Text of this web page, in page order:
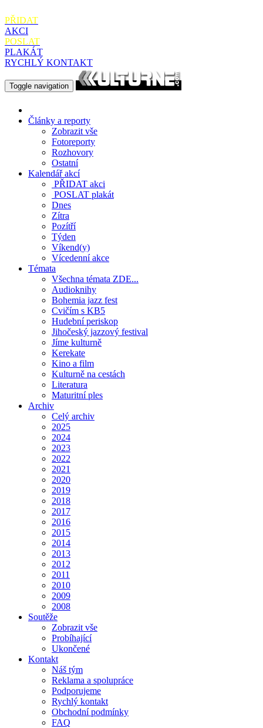
PŘIDAT
AKCI
POSLAT
PLAKÁT
RYCHLÝ KONTAKT
Toggle navigation
Články a reporty
Zobrazit vše
Fotoreporty
Rozhovory
Ostatní
Kalendář akcí
PŘIDAT akci
POSLAT plakát
Dnes
Zítra
Pozítří
Týden
Víkend(y)
Vícedenní akce
Témata
Všechna témata ZDE...
Audioknihy
Bohemia jazz fest
Cvičím s KB5
Hudební periskop
Jihočeský jazzový festival
Jíme kulturně
Kerekate
Kino a film
Kulturně na cestách
Literatura
Maturitní ples
Archiv
Celý archiv
2025
2024
2023
2022
2021
2020
2019
2018
2017
2016
2015
2014
2013
2012
2011
2010
2009
2008
Soutěže
Zobrazit vše
Probíhající
Ukončené
Kontakt
Náš tým
Reklama a spolupráce
Podporujeme
Rychlý kontakt
Obchodní podmínky
FAQ